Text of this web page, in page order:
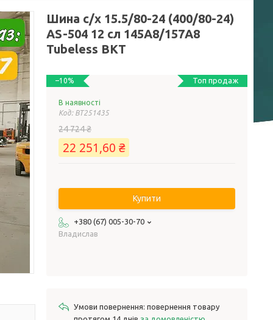
Шина с/х 15.5/80-24 (400/80-24)
AS-504 12 сл 145А8/157А8
Tubeless BKT
Топ продаж
–10%
В наявності
Код: BT251435
24 724 ₴
22 251,60 ₴
Купити
+380 (67) 005-30-70
Владислав
повернення товару